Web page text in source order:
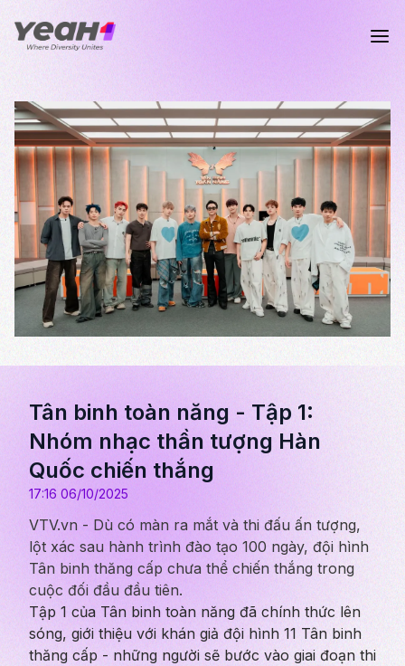
Tân binh toàn năng - Tập 1:
Nhóm nhạc thần tượng Hàn
Quốc chiến thắng
17:16 06/10/2025
VTV.vn - Dù có màn ra mắt và thi đấu ấn tượng,
lột xác sau hành trình đào tạo 100 ngày, đội hình
Tân binh thăng cấp chưa thể chiến thắng trong
cuộc đối đầu đầu tiên.
Tập 1 của Tân binh toàn năng đã chính thức lên
sóng, giới thiệu với khán giả đội hình 11 Tân binh
thăng cấp - những người sẽ bước vào giai đoạn thi